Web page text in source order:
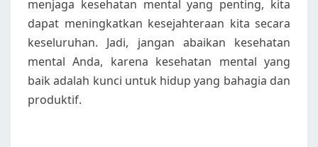
menjaga kesehatan mental yang penting, kita
dapat meningkatkan kesejahteraan kita secara
keseluruhan. Jadi, jangan abaikan kesehatan
mental Anda, karena kesehatan mental yang
baik adalah kunci untuk hidup yang bahagia dan
produktif.